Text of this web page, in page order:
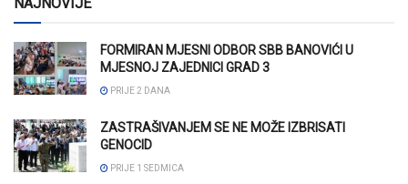
NAJNOVIJE
FORMIRAN MJESNI ODBOR SBB BANOVIĆI U
MJESNOJ ZAJEDNICI GRAD 3
PRIJE 2 DANA
ZASTRAŠIVANJEM SE NE MOŽE IZBRISATI
GENOCID
PRIJE 1 SEDMICA